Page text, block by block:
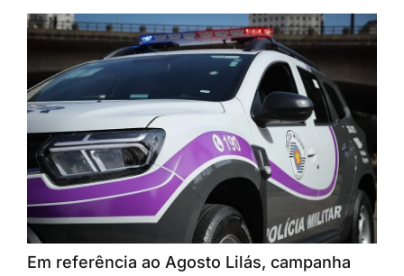
Em referência ao Agosto Lilás, campanha